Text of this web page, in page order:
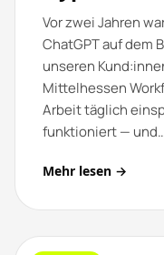
Vor zwei Jahren
ChatGPT auf dem
unseren
Mittelhessen
Arbeit täglich
funktioniert —
Mehr lesen →